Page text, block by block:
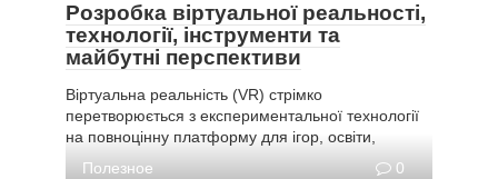
Розробка віртуальної реальності,
технології, інструменти та
майбутні перспективи
Віртуальна реальність (VR) стрімко
перетворюється з експериментальної технології
на повноцінну платформу для ігор, освіти,
Полезное
0